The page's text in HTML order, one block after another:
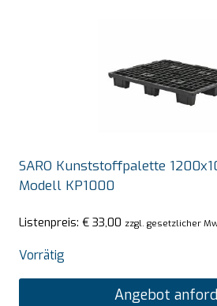
SARO Kunststoffpalette
Modell KP1000
Listenpreis: € 33,00 zzgl. gesetzlicher
Vorrätig
Angebot